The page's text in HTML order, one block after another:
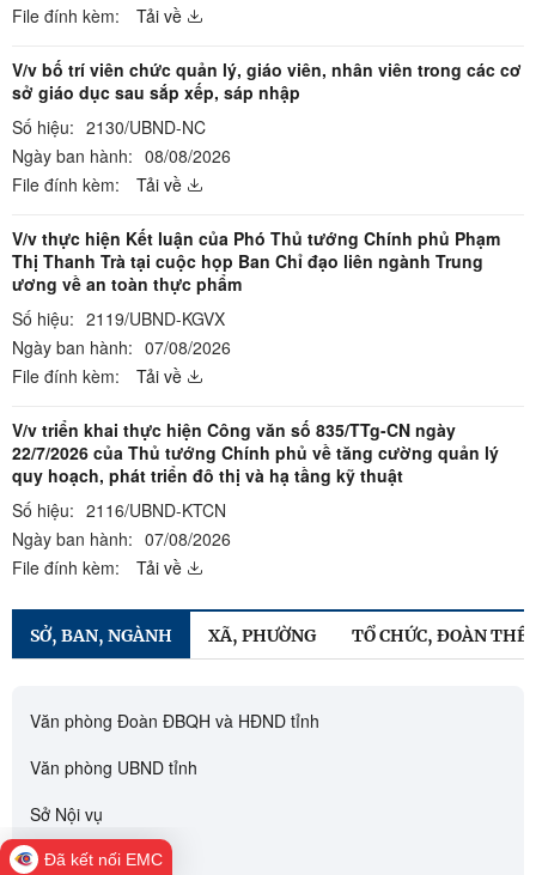
File đính kèm:
Tải về
V/v bố trí viên chức quản lý, giáo viên, nhân viên trong các cơ
sở giáo dục sau sắp xếp, sáp nhập
Số hiệu: 2130/UBND-NC
Ngày ban hành: 08/08/2026
File đính kèm:
Tải về
V/v thực hiện Kết luận của Phó Thủ tướng Chính phủ Phạm
Thị Thanh Trà tại cuộc họp Ban Chỉ đạo liên ngành Trung
ương về an toàn thực phẩm
Số hiệu: 2119/UBND-KGVX
Ngày ban hành: 07/08/2026
File đính kèm:
Tải về
V/v triển khai thực hiện Công văn số 835/TTg-CN ngày
22/7/2026 của Thủ tướng Chính phủ về tăng cường quản lý
quy hoạch, phát triển đô thị và hạ tầng kỹ thuật
Số hiệu: 2116/UBND-KTCN
Ngày ban hành: 07/08/2026
File đính kèm:
Tải về
SỞ, BAN, NGÀNH XÃ, PHƯỜNG TỔ CHỨC, ĐOÀN THỂ
Văn phòng Đoàn ĐBQH và HĐND tỉnh
Văn phòng UBND tỉnh
Sở Nội vụ
Sở Ngoại vụ
Đã kết nối EMC